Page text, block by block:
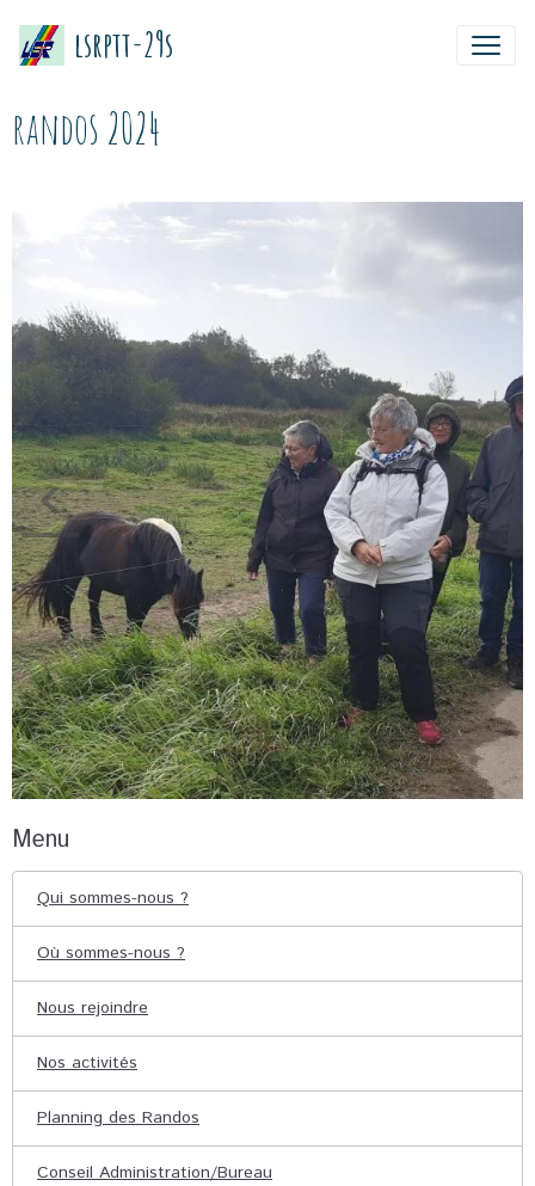
lsrptt-29s
randos 2024
Menu
Qui sommes-nous ?
Où sommes-nous ?
Nous rejoindre
Nos activités
Planning des Randos
Conseil Administration/Bureau